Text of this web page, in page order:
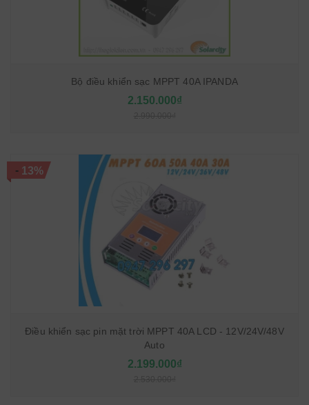
Bộ điều khiển sạc MPPT 40A IPANDA
2.150.000₫
-13%
Điều khiển sạc pin mặt trời MPPT 40A LCD - 12V/24V/48V
Auto
2.199.000₫